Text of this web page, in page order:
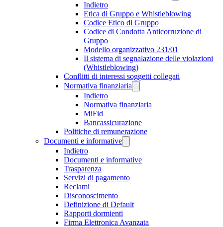
Indietro
Etica di Gruppo e Whistleblowing
Codice Etico di Gruppo
Codice di Condotta Anticorruzione di
Gruppo
Modello organizzativo 231/01
Il sistema di segnalazione delle violazioni
(Whistleblowing)
Conflitti di interessi soggetti collegati
Normativa finanziaria
Indietro
Normativa finanziaria
MiFid
Bancassicurazione
Politiche di remunerazione
Documenti e informative
Indietro
Documenti e informative
Trasparenza
Servizi di pagamento
Reclami
Disconoscimento
Definizione di Default
Rapporti dormienti
Firma Elettronica Avanzata